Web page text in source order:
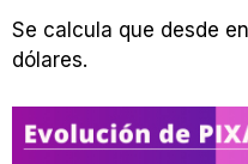
Se calcula que desde
dólares.